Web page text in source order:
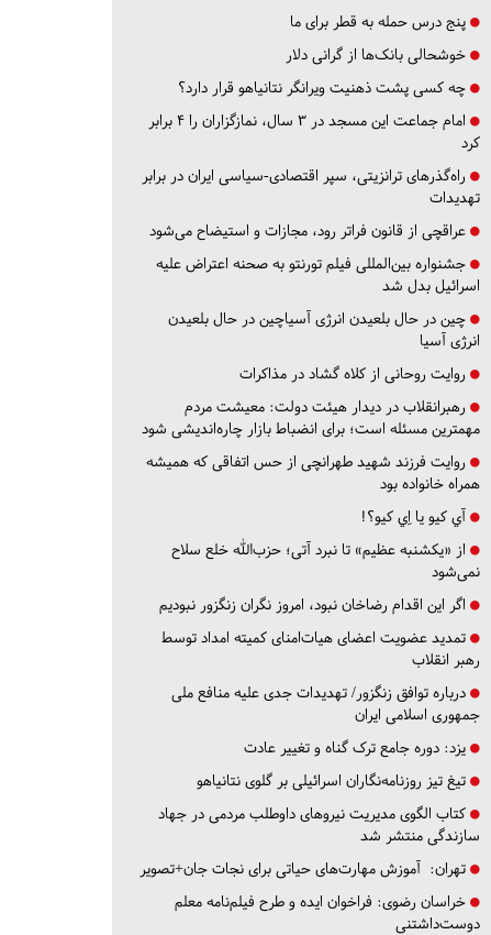
پنج درس‌ حمله به قطر برای ما
خوشحالی بانک‌ها از گرانی دلار
چه کسی پشت ذهنیت ویرانگر نتانیاهو قرار دارد؟
امام جماعت این مسجد در ۳ سال، نمازگزاران را ۴ برابر
کرد
راه‌گذرهای ترانزیتی، سپر اقتصادی-سیاسی ایران در برابر
تهدیدات
عراقچی از قانون فراتر رود، مجازات و استیضاح می‌شود
جشنواره بین‌المللی فیلم تورنتو به صحنه اعتراض علیه
اسرائیل بدل شد
چین در حال بلعیدن انرژی آسیاچین در حال بلعیدن
انرژی آسیا
روایت روحانی از کلاه گشاد در مذاکرات
رهبرانقلاب در دیدار هیئت دولت: معیشت مردم
مهمترین مسئله است؛ برای انضباط بازار چاره‌اندیشی شود
روایت فرزند شهید طهرانچی از حس اتفاقی که همیشه
همراه خانواده بود
آي كيو يا اِي كيو؟!
از «یکشنبه عظیم» تا نبرد آتی؛ حزب‌الله خلع سلاح
نمی‌شود
اگر این اقدام رضاخان نبود، امروز نگران زنگزور نبودیم
تمدید عضویت اعضای هیات‌امنای کمیته امداد توسط
رهبر انقلاب
درباره توافق زنگزور/ تهدیدات جدی علیه منافع ملی
جمهوری اسلامی ایران
یزد: دوره جامع ترک گناه و تغییر عادت
تیغ تیز روزنامه‌نگاران اسرائیلی بر گلوی نتانیاهو
کتاب الگوی مدیریت نیروهای داوطلب مردمی در جهاد
سازندگی منتشر شد
تهران: آموزش مهارت‌های حیاتی برای نجات جان+تصویر
خراسان رضوی: فراخوان ایده و طرح فیلم‌نامه معلم
دوست‌داشتنی